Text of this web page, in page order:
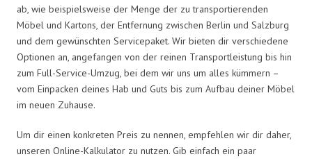
ab, wie beispielsweise der Menge der zu transportierenden
Möbel und Kartons, der Entfernung zwischen Berlin und Salzburg
und dem gewünschten Servicepaket. Wir bieten dir verschiedene
Optionen an, angefangen von der reinen Transportleistung bis hin
zum Full-Service-Umzug, bei dem wir uns um alles kümmern –
vom Einpacken deines Hab und Guts bis zum Aufbau deiner Möbel
im neuen Zuhause.
Um dir einen konkreten Preis zu nennen, empfehlen wir dir daher,
unseren Online-Kalkulator zu nutzen. Gib einfach ein paar